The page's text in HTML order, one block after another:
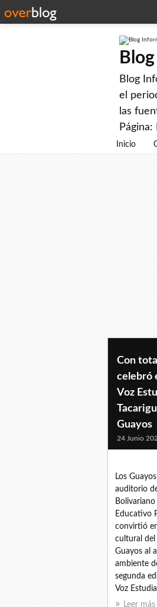
Blog
el
las
Inicio
Con
celebró
Voz
Guayos
24 Junio
Los
auditorio
Educativo
convirtió
cultural del
Guayos al
ambiente
segunda
Voz
Leer más